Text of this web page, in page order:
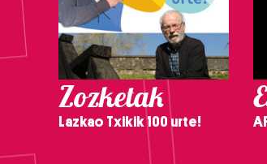
Zozketak
Lazkao Txikik 100 urte!